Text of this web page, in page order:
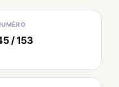
/ 153